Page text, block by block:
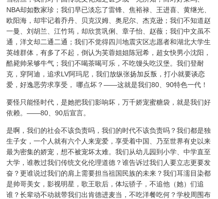
NBA却如数家珍；我们早已淡忘了雷锋、焦裕禄、王进喜、黄继光、
欧阳海，却牢记着乔丹、贝克汉姆、奥尼尔、杰克逊；我们不知道赵
一曼、刘胡兰、江竹筠，却欣赏巩俐、章子怡、赵薇；我们中文虽不
通，洋文却二通二通；我们不觉得四川地震灾区志愿者和湖北大学生
英雄群体，有多了不起，倒认为芙蓉姐姐陈冠希，超女快男小沈阳，
酷毙帅呆够牛气；我们不喝茶喝可乐，不吃馒头吃汉堡。我们登耐
克，穿阿迪，追求LV阿玛尼，我们放纵张扬加反叛，打小就要谈恋
爱，好逸恶劳求享受， 哪点坏？——这就是我们80、90特色一代！
要怪只能怪时代，是她把我们影响坏，万千娇宠蜜糖袋，就是我们好
依赖。——80、90后宣言。
是啊，我们的社会不该负责吗，我们的时代不该负责吗？我们都是独
生子女，一个人就有六个人来宠爱，享受着中国、乃至世界有史以来
最为密集的娇宠，想不被宠坏太难。我们从幼儿园到小学、中学直至
大学，谁教过我们传统文化伦理道德？谁告诉过我们人要立志更要发
奋？更谁说过我们的肩上需要担当祖国民族的未来？我们耳濡目染都
是帅哥美女，影视明星，歌王歌后，体坛骄子，不追他（她）们追
谁？长辈动不动就带我们出肯德进麦当，不吃洋餐吃何？学校周围布